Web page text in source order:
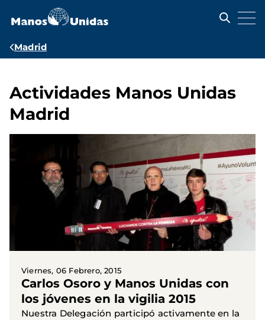
contenido
Ruta
navegación
Madrid
Actividades Manos Unidas
Madrid
Viernes, 06 Febrero, 2015
Carlos Osoro y Manos Unidas con
los jóvenes en la vigilia 2015
Nuestra Delegación participó activamente en la